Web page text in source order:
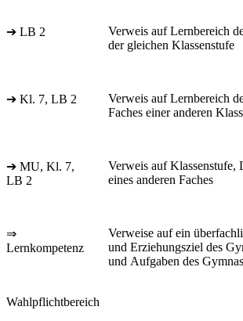
➔ LB 2
Verweis auf Lernbereich
der gleichen Klassenstufe
➔ Kl. 7, LB 2
Verweis auf Lernbereich
Faches einer anderen
➔ MU, Kl. 7,
LB 2
Verweis auf Klassenstufe,
eines anderen Faches
⇒
Lernkompetenz
Verweise auf ein
und Erziehungsziel des
und Aufgaben des
Wahlpflichtbereich